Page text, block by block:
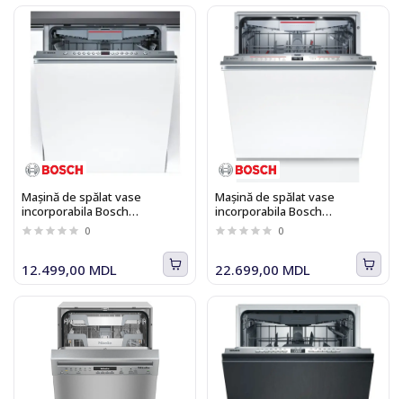
Mașină de spălat vase
incorporabila Bosch
SMV46KX55E
0
12.499,00 MDL
Mașină de spălat vase
incorporabila Bosch
SMV6ZCX16E, 14 seturi, 8
programe, Zeolith, Home
0
22.699,00 MDL